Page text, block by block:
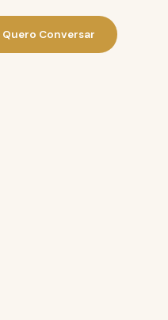
Quero Conversar